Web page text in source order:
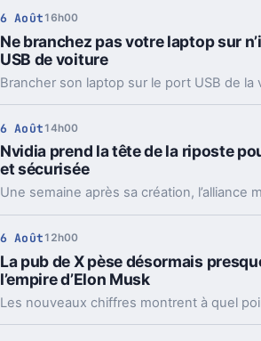
6 Août 16h00
Ne branchez pas votre laptop sur
USB de voiture
6 Août 14h00
Nvidia prend la tête de la riposte
et sécurisée
6 Août 12h00
La pub de X pèse désormais
l’empire d’Elon Musk